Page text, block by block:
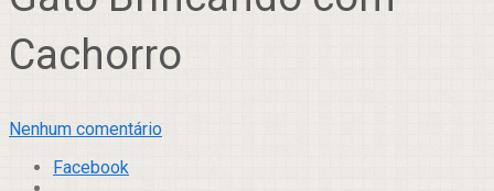
Cachorro
Nenhum comentário
Facebook